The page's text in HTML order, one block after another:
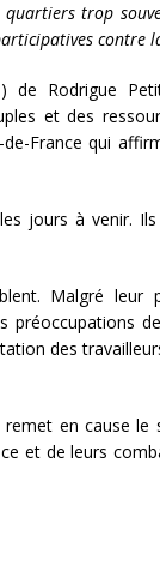
trop
contre
Rodrigue
et des
France qui
jours à venir.
Malgré leur
préoccupations
des
en cause le
et de leurs